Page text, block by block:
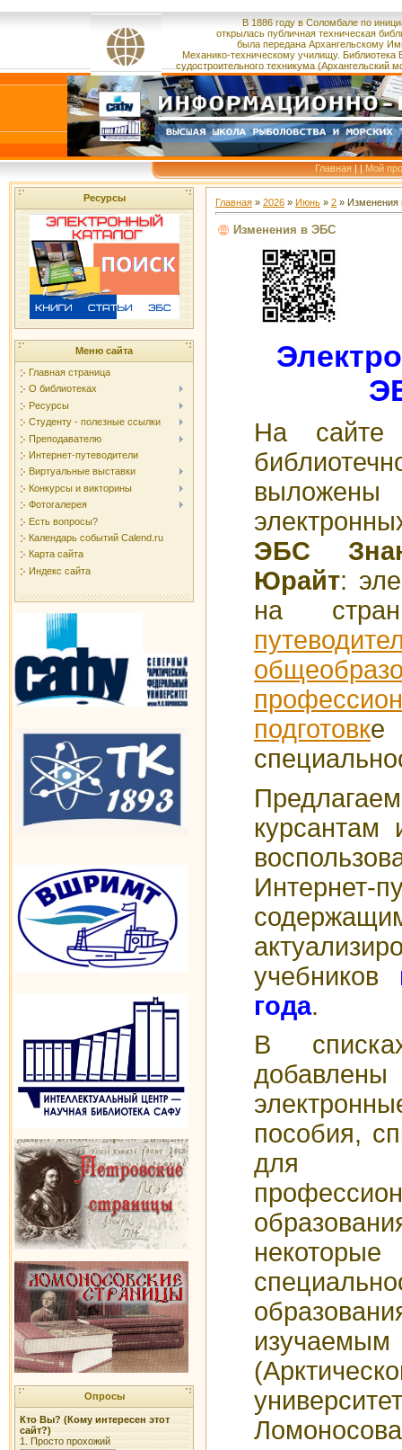
В 1886 году в Соломбале по
открылась публичная техническая
была переданаАрхангельскому
Механико-техническому училищу. Библиотека
судостроительноготехникума (Архангельский
Главная | | Мой
Ресурсы
Меню сайта
Главная страница
О библиотеках
Ресурсы
Студенту - полезные ссылки
Преподавателю
Интернет-путеводители
Виртуальные выставки
Конкурсы и викторины
Фотогалерея
Есть вопросы?
Календарь событий Calend.ru
Карта сайта
Индекс сайта
Опросы
Кто Вы? (Кому интересен этот
сайт?)
1.Просто прохожий
Главная » 2026 » Июнь » 2 »
Изменения в ЭБС
На сайте
ЭБС
Юрайт:
на
подготовк
курсантам
Интернет-
учебников
года.
В
пособия,
для